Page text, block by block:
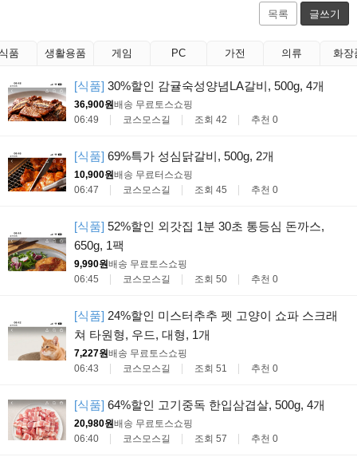
목록 글쓰기
품 생활용품 게임 PC 가전 의류 화장
[식품] 30%할인 감귤숙성양념LA갈비, 500g, 4개
36,900원배송 무료토스쇼핑
06:49
코스모스길 조회 42 추천 0
[식품] 69%특가 성심닭갈비, 500g, 2개
10,900원배송 무료터스쇼핑
06:47
코스모스길 조회 45 추천 0
[식품] 52%할인 외갓집 1분 30초 통등심 돈까스,
650g, 1팩
9,990원배송 무료토스쇼핑
06:45
코스모스길 조회 50 추천 0
[식품] 24%할인 미스터추추 펫 고양이 쇼파 스크래
쳐 타원형, 우드, 대형, 1개
7,227원배송 무료토스쇼핑
06:43
코스모스길 조회 51 추천 0
[식품] 64%할인 고기중독 한입삼겹살, 500g, 4개
20,980원배송 무료토스쇼핑
06:40
코스모스길 조회 57 추천 0